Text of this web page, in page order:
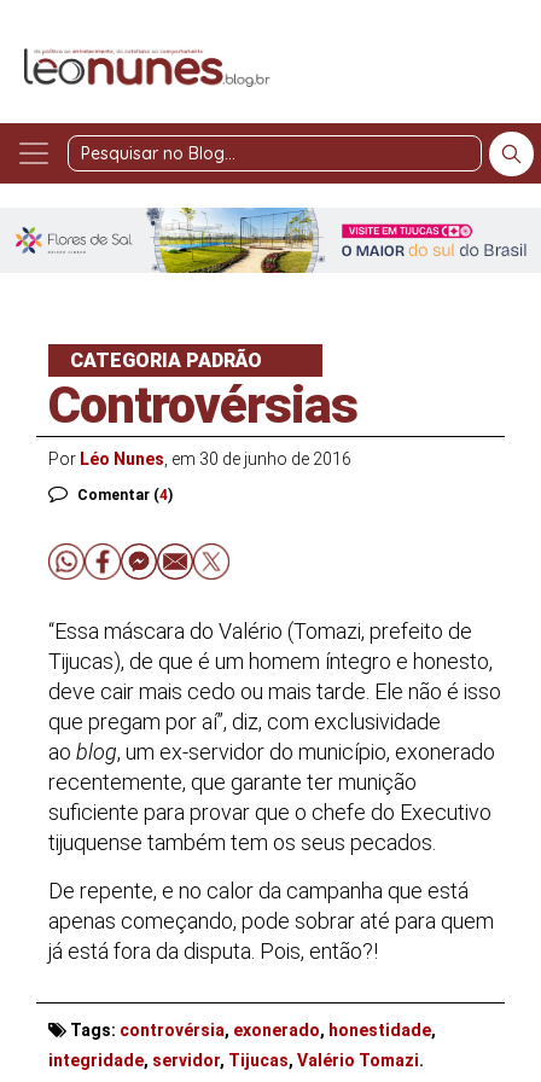
Pesquisar
Blog
CATEGORIA PADRÃO
Controvérsias
Por Léo Nunes , em 30 de junho de 2016
Comentar (4)
“Essa máscara do Valério (Tomazi, prefeito de
Tijucas), de que é um homem íntegro e honesto,
deve cair mais cedo ou mais tarde. Ele não é isso
que pregam por aí”, diz, com exclusividade
ao blog, um ex-servidor do município, exonerado
recentemente, que garante ter munição
suficiente para provar que o chefe do Executivo
tijuquense também tem os seus pecados.
De repente, e no calor da campanha que está
apenas começando, pode sobrar até para quem
já está fora da disputa. Pois, então?!
Tags: controvérsia, exonerado, honestidade,
integridade, servidor, Tijucas, Valério Tomazi.